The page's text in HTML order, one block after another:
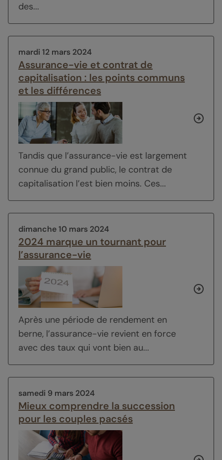
des...
mardi 12 mars 2024
Assurance-vie et contrat de
capitalisation : les points communs
et les différences
Tandis que l’assurance-vie est largement
connue du grand public, le contrat de
capitalisation l’est bien moins. Ces...
dimanche 10 mars 2024
2024 marque un tournant pour
l’assurance-vie
Après une période de rendement en
berne, l’assurance-vie revient en force
avec des taux qui vont bien au...
samedi 9 mars 2024
Mieux comprendre la succession
pour les couples pacsés